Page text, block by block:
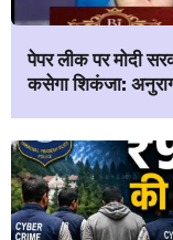
पेपर लीक पर मोदी
कसेगा शिकंजा: